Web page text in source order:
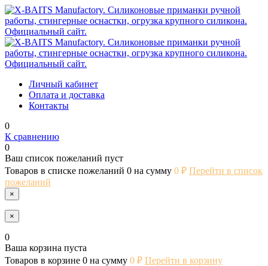
Личный кабинет
Оплата и доставка
Контакты
0
К сравнению
0
Ваш список пожеланий пуст
Товаров в списке пожеланий 0 на сумму 0 ₽ Перейти в список
пожеланий
×
×
0
Ваша корзина пуста
Товаров в корзине 0 на сумму 0 ₽ Перейти в корзину